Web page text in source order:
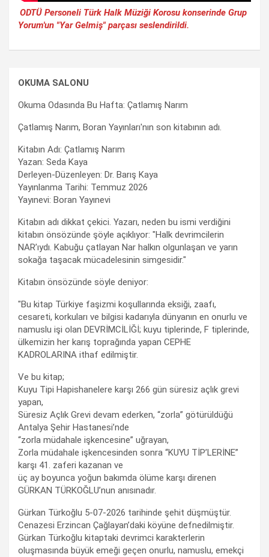
ODTÜ Personeli Türk Halk Müziği Korosu konserinde Grup
Yorum'un "Yar Gelmiş" parçası seslendirildi.
OKUMA SALONU
Okuma Odasında Bu Hafta: Çatlamış Narım
Çatlamış Narım, Boran Yayınları'nın son kitabının adı.
Kitabın Adı: Çatlamış Narım
Yazan: Seda Kaya
Derleyen-Düzenleyen: Dr. Barış Kaya
Yayınlanma Tarihi: Temmuz 2026
Yayınevi: Boran Yayınevi
Kitabın adı dikkat çekici. Yazarı, neden bu ismi verdiğini
kitabın önsözünde şöyle açıklıyor: "Halk devrimcilerin
NAR’ıydı. Kabuğu çatlayan Nar halkın olgunlaşan ve yarın
sokağa taşacak mücadelesinin simgesidir."
Kitabın önsözünde söyle deniyor:
"Bu kitap Türkiye faşizmi koşullarında eksiği, zaafı,
cesareti, korkuları ve bilgisi kadarıyla dünyanın en onurlu ve
namuslu işi olan DEVRİMCİLİĞİ; kuyu tiplerinde, F tiplerinde,
ülkemizin her karış toprağında yapan CEPHE
KADROLARINA ithaf edilmiştir.
Ve bu kitap;
Kuyu Tipi Hapishanelere karşı 266 gün süresiz açlık grevi
yapan,
Süresiz Açlık Grevi devam ederken, “zorla” götürüldüğü
Antalya Şehir Hastanesi’nde
“zorla müdahale işkencesine” uğrayan,
Zorla müdahale işkencesinden sonra “KUYU TİP’LERİNE”
karşı 41. zaferi kazanan ve
üç ay boyunca yoğun bakımda ölüme karşı direnen
GÜRKAN TÜRKOĞLU’nun anısınadır.
Gürkan Türkoğlu 5-07-2026 tarihinde şehit düşmüştür.
Cenazesi Erzincan Çağlayan’daki köyüne defnedilmiştir.
Gürkan Türkoğlu kitaptaki devrimci karakterlerin
oluşmasında büyük emeği geçen onurlu, namuslu, emekçi